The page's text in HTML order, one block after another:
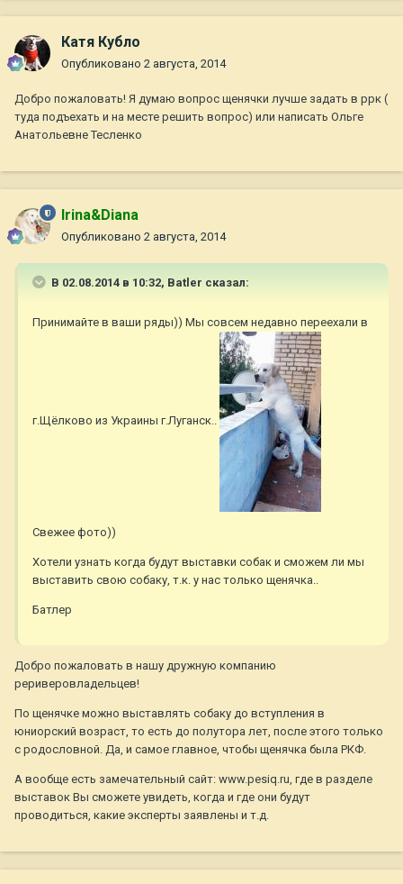
Катя Кубло
Опубликовано 2 августа, 2014
Добро пожаловать! Я думаю вопрос щенячки лучше задать в ррк (
туда подъехать и на месте решить вопрос) или написать Ольге
Анатольевне Тесленко
Irina&Diana
Опубликовано 2 августа, 2014
В 02.08.2014 в 10:32, Batler сказал:
Принимайте в ваши ряды)) Мы совсем недавно переехали в
г.Щёлково из Украины г.Луганск..
Свежее фото))
Хотели узнать когда будут выставки собак и сможем ли мы
выставить свою собаку, т.к. у нас только щенячка..
Батлер
Добро пожаловать в нашу дружную компанию
рериверовладельцев!
По щенячке можно выставлять собаку до вступления в
юниорский возраст, то есть до полутора лет, после этого только
с родословной. Да, и самое главное, чтобы щенячка была РКФ.
А вообще есть замечательный сайт: www.pesiq.ru, где в разделе
выставок Вы сможете увидеть, когда и где они будут
проводиться, какие эксперты заявлены и т.д.